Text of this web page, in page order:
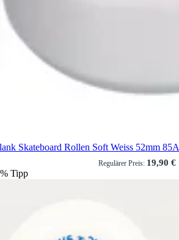
Skateboard Rollen Soft Weiss 52mm 85A
Regulärer Preis: 19,90 €
% Tipp